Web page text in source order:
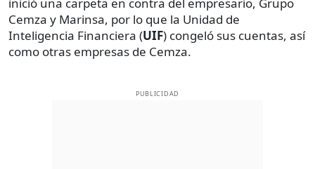
Cemza y Marinsa, por lo que la Unidad de
Inteligencia Financiera (UIF) congeló sus cuentas, así
como otras empresas de Cemza.
PUBLICIDAD